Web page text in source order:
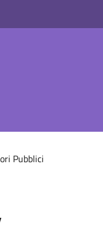
Pubblici